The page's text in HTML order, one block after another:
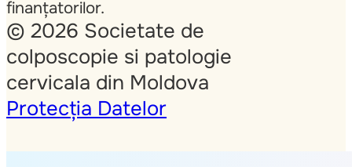
finanțatorilor.
© 2026 Societate de
colposcopie si patologie
cervicala din Moldova
Protecția Datelor